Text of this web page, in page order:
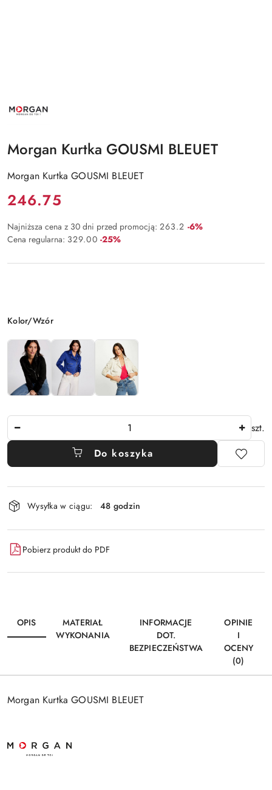
PRODUCENTA:
MORGAN
Morgan Kurtka GOUSMI BLEUET
Morgan Kurtka GOUSMI BLEUET
Cena:
246.75
Najniższa cena z 30 dni przed promocją: 263.2 Rabat:
-6%
Cena regularna: 329.00 Rabat:
-25%
Wariant
Kolor/Wzór
szt.
Do koszyka
Dostępność
i
dostawa
Wysyłka w ciągu: 48 godzin
Pobierz produkt do PDF
OPIS
MATERIAŁ
WYKONANIA
INFORMACJE
DOT.
BEZPIECZEŃSTWA
OPINIE
I
OCENY
(0)
Morgan Kurtka GOUSMI BLEUET